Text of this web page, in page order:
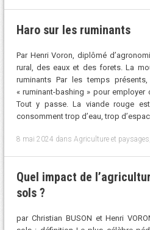
Haro sur les ruminants
Par Henri Voron, diplômé
rural, des eaux et des forets. La
ruminants Par les temps
« ruminant-bashing » pour
Tout y passe. La viande rouge
consomment trop d’eau, trop
8 mai 2024 dans Agriculture et paysages
Quel impact de
sols ?
par Christian BUSON et Henri